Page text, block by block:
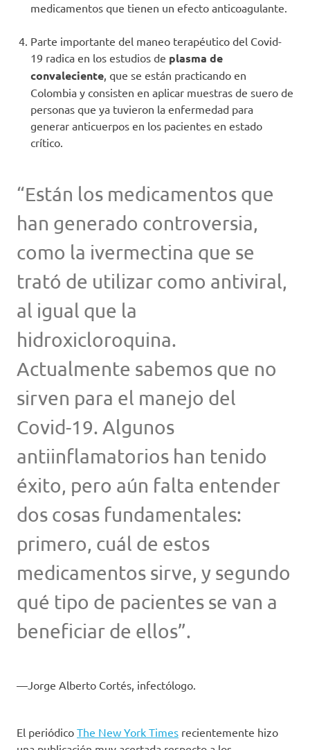
medicamentos que tienen un efecto anticoagulante.
Parte importante del maneo terapéutico del Covid-
19 radica en los estudios de plasma de
convaleciente, que se están practicando en
Colombia y consisten en aplicar muestras de suero de
personas que ya tuvieron la enfermedad para
generar anticuerpos en los pacientes en estado
crítico.
“Están los medicamentos que
han generado controversia,
como la ivermectina que se
trató de utilizar como antiviral,
al igual que la
hidroxicloroquina.
Actualmente sabemos que no
sirven para el manejo del
Covid-19. Algunos
antiinflamatorios han tenido
éxito, pero aún falta entender
dos cosas fundamentales:
primero, cuál de estos
medicamentos sirve, y segundo
qué tipo de pacientes se van a
beneficiar de ellos”.
Jorge Alberto Cortés, infectólogo.
El periódico The New York Times recientemente hizo